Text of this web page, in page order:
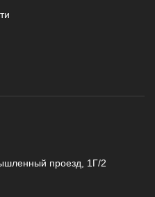
проезд, 1Г/2